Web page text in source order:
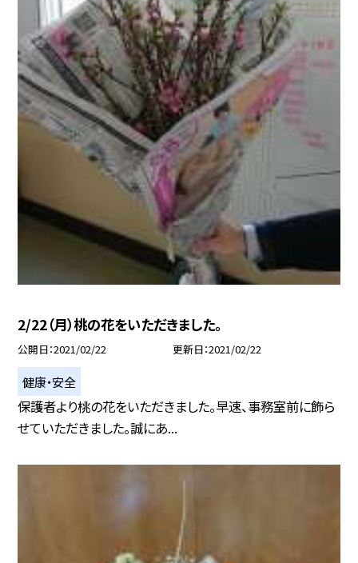
2/22（月）桃の花をいただきました。
公開日 2021/02/22 更新日 2021/02/22
健康・安全
保護者より桃の花をいただきました。早速、事務室前に飾ら
せていただきました。誠にあ...